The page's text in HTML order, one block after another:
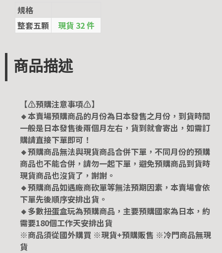
規格
整套五顆
現貨 32 件
商品描述
【⚠️預購注意事項⚠️】
🔸本賣場預購商品的月份為日本發售之月份，到貨時間
一般是日本發售後兩個月左右，貨到就會寄出，如需訂
購請直接下單即可！
🔸預購商品無法與現貨商品合併下單，不同月份的預購
商品也不能合併，請勿一起下單，避免預購商品到貨時
現貨商品也沒貨了，謝謝。
🔸預購商品如遇廠商砍單等無法預期因素，本賣場會依
下單先後順序安排出貨。
🔸多數扭蛋盒玩為預購商品，主要預購國家為日本，約
需要180個工作天安排出貨
※商品須從國外購買 ※現貨+預購販售 ※冷門商品無現
貨